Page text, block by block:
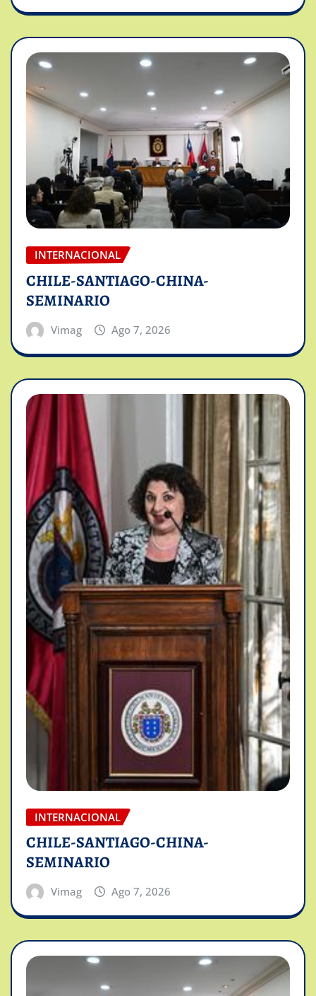
INTERNACIONAL
CHILE-SANTIAGO-CHINA-
SEMINARIO
Vimag Ago 7, 2026
INTERNACIONAL
CHILE-SANTIAGO-CHINA-
SEMINARIO
Vimag Ago 7, 2026